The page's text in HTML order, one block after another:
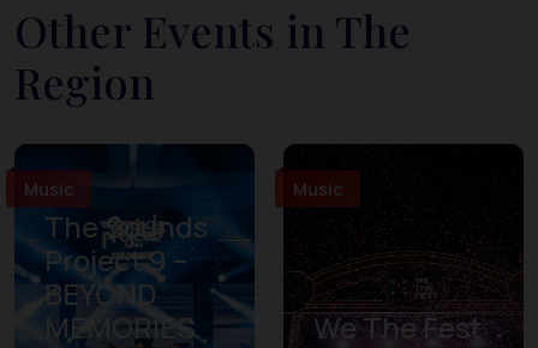
Other Events in The
Region
Music
The Sounds
Project 9 –
BEYOND
MEMORIES
Music
We The Fest